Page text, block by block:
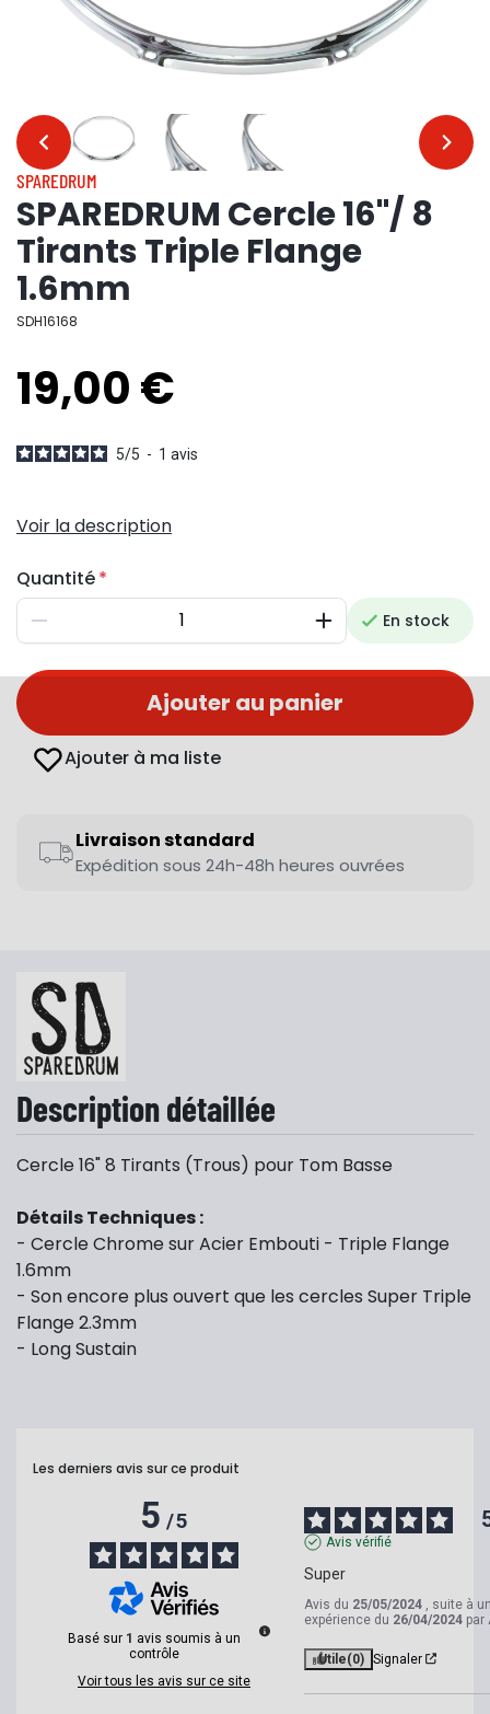
… …
SPAREDRUM
SPAREDRUM Cercle 16"/ 8
Tirants Triple Flange
1.6mm
SDH16168
19,00 €
5/5 - 1 avis
Voir la description
Quantité
Diminuer AugmenterEn stock
Ajouter au panier
Ajouter à ma liste
Livraison standard
Expédition sous 24h-48h heures ouvrées
Description détaillée
Cercle 16" 8 Tirants (Trous) pour Tom Basse
Détails Techniques :
- Cercle Chrome sur Acier Embouti - Triple Flange
1.6mm
- Son encore plus ouvert que les cercles Super Triple
Flange 2.3mm
- Long Sustain
Les derniers avis sur ce produit
5/5
Basé sur 1 avis soumis à un
contrôle
Voir tous les avis sur ce site
Avis vérifié
Super
Avis du 25/05/2024 , suite à
expérience du 26/04/2024 par
Utile(0) Signaler